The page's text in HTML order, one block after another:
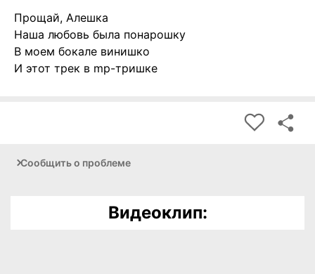
Прощай, Алешка
Наша любовь была понарошку
В моем бокале винишко
И этот трек в mp-тришке
Сообщить о проблеме
Видеоклип: